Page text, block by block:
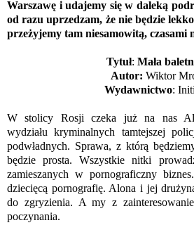
Warszawę i udajemy się w daleką
od razu uprzedzam, że nie będzie
przeżyjemy tam niesamowitą, czasami
Tytuł: Mała
Autor: Wiktor
Wydawnictwo:
W stolicy Rosji czeka już na nas
wydziału kryminalnych tamtejszej
podwładnych. Sprawa, z którą
będzie prosta. Wszystkie nitki
zamieszanych w pornograficzny
dziecięcą pornografię. Alona i jej
do zgryzienia. A my z
poczynania.